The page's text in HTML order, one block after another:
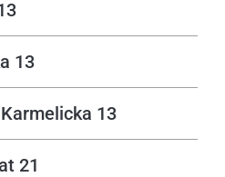
13
13
21